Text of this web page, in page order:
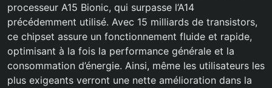
processeur A15 Bionic, qui surpasse l’A14
précédemment utilisé. Avec 15 milliards de transistors,
ce chipset assure un fonctionnement fluide et rapide,
optimisant à la fois la performance générale et la
consommation d’énergie. Ainsi, même les utilisateurs les
plus exigeants verront une nette amélioration dans la